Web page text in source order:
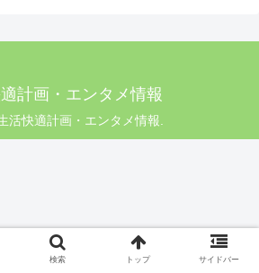
計画・エンタメ情報
活快適計画・エンタメ情報.
検索 トップ サイドバー